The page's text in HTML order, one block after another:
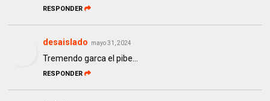
RESPONDER
desaislado mayo 31, 2024
Tremendo garca el pibe...
RESPONDER